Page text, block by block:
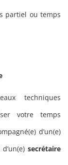
partiel ou temps
techniques
votre temps
d’un(e)
secrétaire